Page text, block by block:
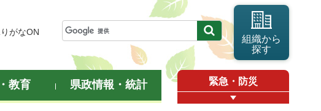
がなON
組織から
探す
教育 県政情報・統計 緊急・防災